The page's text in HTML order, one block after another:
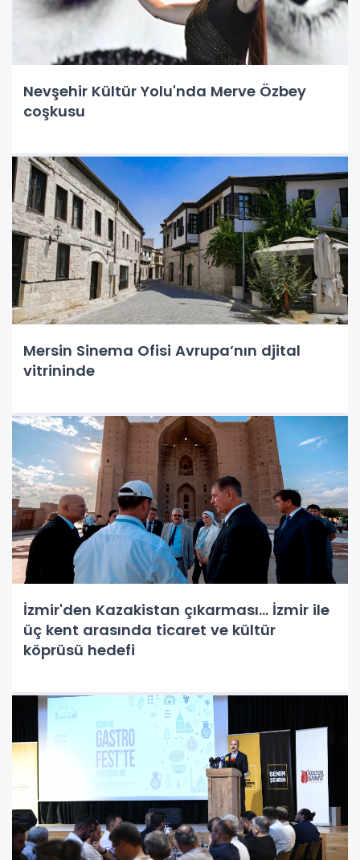
Nevşehir Kültür Yolu'nda Merve Özbey
coşkusu
Mersin Sinema Ofisi Avrupa’nın djital
vitrininde
İzmir'den Kazakistan çıkarması... İzmir ile
üç kent arasında ticaret ve kültür
köprüsü hedefi